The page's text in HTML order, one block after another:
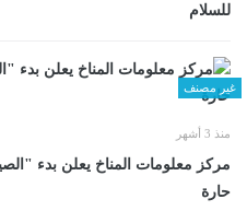
للسلام
غير مصنف
منذ 3 أشهر
مركز معلومات المناخ يعلن بدء
حارة